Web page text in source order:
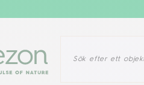
InspirationTrädgårdsråd